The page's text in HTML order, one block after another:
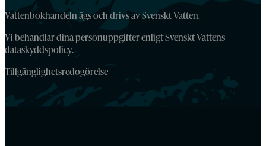
Vattenbokhandeln ägs och drivs av Svenskt Vatten.
Vi behandlar dina personuppgifter enligt Svenskt Vattens
dataskyddspolicy.
Tillgänglighetsredogörelse